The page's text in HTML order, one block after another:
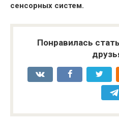
сенсорных систем.
Понравилась